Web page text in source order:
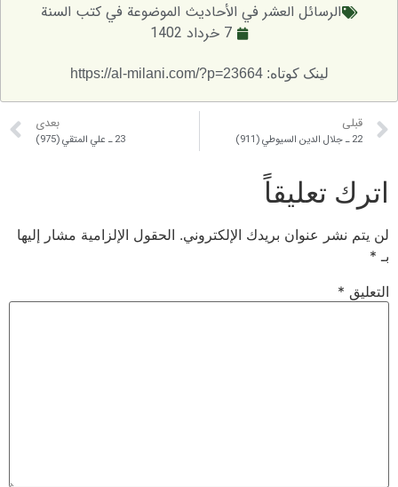
الرسائل العشر في الأحاديث الموضوعة في كتب السنة
7 خرداد 1402
لینک کوتاه: https://al-milani.com/?p=23664
قبلی
22 ـ جلال الدين السيوطي (911)
بعدی
23 ـ علي المتقي (975)
اترك تعليقاً
لن يتم نشر عنوان بريدك الإلكتروني. الحقول الإلزامية مشار إليها
بـ *
التعليق *